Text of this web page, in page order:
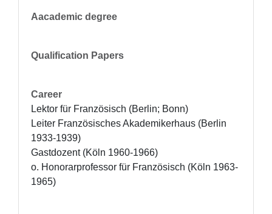
Aacademic degree
Qualification Papers
Career
Lektor für Französisch (Berlin; Bonn)
Leiter Französisches Akademikerhaus (Berlin
1933-1939)
Gastdozent (Köln 1960-1966)
o. Honorarprofessor für Französisch (Köln 1963-
1965)